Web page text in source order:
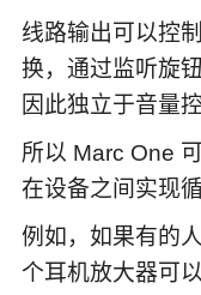
线路输出可以控
换，通过监听旋
因此独立于音量
所以 Marc One
在设备之间实现
例如，如果有的
个耳机放大器可